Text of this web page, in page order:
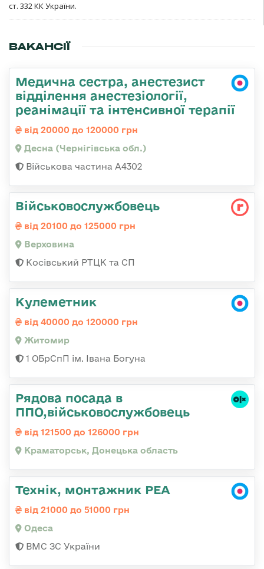
ст. 332 КК України.
ВАКАНСІЇ
Медична сестра, анестезист
відділення анестезіології,
реанімації та інтенсивної терапії
від 20000 до 120000 грн
Десна (Чернігівська обл.)
Військова частина А4302
Військовослужбовець
від 20100 до 125000 грн
Верховина
Косівський РТЦК та СП
Кулеметник
від 40000 до 120000 грн
Житомир
1 ОБрСпП ім. Івана Богуна
Рядова посада в
ППО,військовослужбовець
від 121500 до 126000 грн
Краматорськ, Донецька область
Технік, монтажник РЕА
від 21000 до 51000 грн
Одеса
ВМС ЗС України